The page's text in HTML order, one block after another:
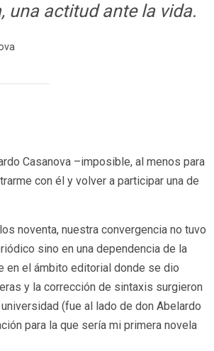
una actitud ante la vida.
Casanova –imposible, al menos para
con él y volver a participar una de
noventa, nuestra convergencia no tuvo
sino en una dependencia de la
en el ámbito editorial donde se dio
y la corrección de sintaxis surgieron
(fue al lado de don Abelardo
para la que sería mi primera novela